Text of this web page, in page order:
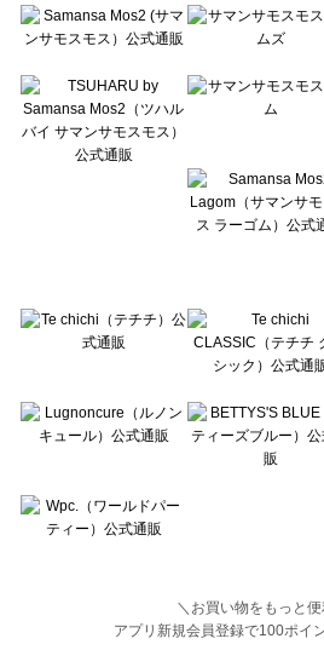
Te chichi（テチチ）のルームウェア一覧
Te chichi CLASSIC（テチチ クラシック）のルーム
Lugnoncure（ルノンキュール）のルームウェア一
BETTY'S BLUE（べティーズブルー）のルームウ
Wpc.（ワールドパーティー）のルームウェア一覧
＼お買い物をもっと便
アプリ新規会員登録で100ポイ